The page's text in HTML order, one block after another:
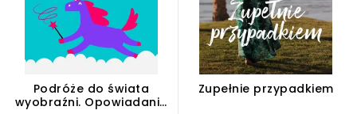
Podróże do świata
wyobraźni. Opowiadania
Zupełnie przypadkiem